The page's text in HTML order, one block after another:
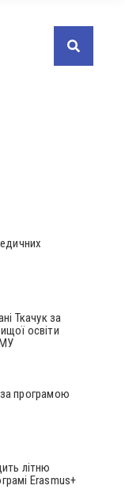
Ткачук за
освіти
за програмою
літню
Erasmus+